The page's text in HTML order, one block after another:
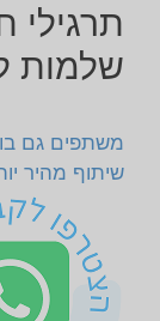
תרגילי
שלמות
משתפים גם
שיתוף מהיר